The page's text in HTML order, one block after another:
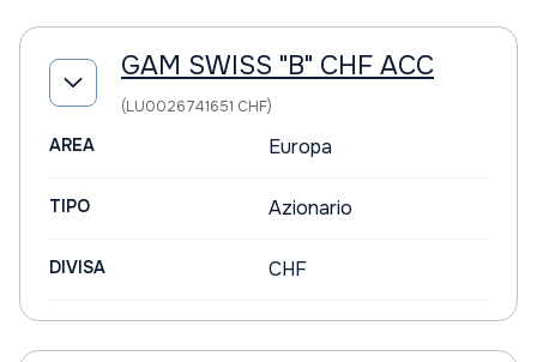
GAM SWISS "B" CHF ACC
(LU0026741651 CHF)
AREA Europa
TIPO Azionario
DIVISA CHF